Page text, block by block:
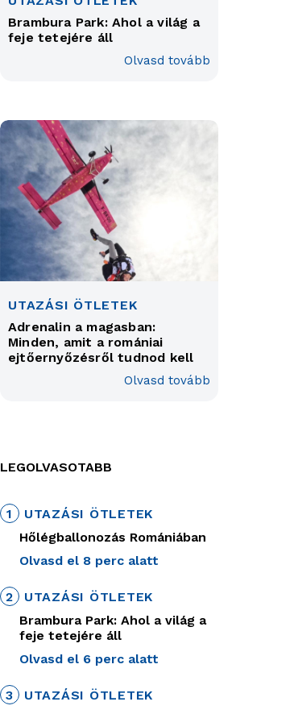
Brambura Park: Ahol a világ a
feje tetejére áll
Olvasd tovább
UTAZÁSI ÖTLETEK
Adrenalin a magasban:
Minden, amit a romániai
ejtőernyőzésről tudnod kell
Olvasd tovább
LEGOLVASOTABB
1
UTAZÁSI ÖTLETEK
Hőlégballonozás Romániában
Olvasd el 8 perc alatt
2
UTAZÁSI ÖTLETEK
Brambura Park: Ahol a világ a
feje tetejére áll
Olvasd el 6 perc alatt
3
UTAZÁSI ÖTLETEK